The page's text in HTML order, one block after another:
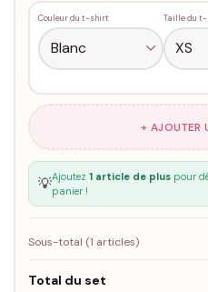
Couleur du t-shirt Taille du
+ AJOUTER
💡Ajoutez 1 article de pluspour
panier !
Sous-total (1 articles)
Total du set